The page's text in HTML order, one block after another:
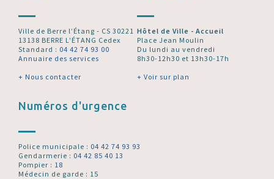
Ville de Berre l’Étang - CS 30221
13138 BERRE L'ÉTANG Cedex
Standard : 04 42 74 93 00
Annuaire des services
+ Nous contacter
Hôtel de Ville - Accueil
Place Jean Moulin
Du lundi au vendredi
8h30-12h30 et 13h30-17h
+ Voir sur plan
Numéros d'urgence
Police municipale : 04 42 74 93 93
Gendarmerie : 04 42 85 40 13
Pompier : 18
Médecin de garde : 15